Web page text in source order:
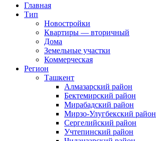
Главная
Тип
Новостройки
Квартиры — вторичный
Дома
Земельные участки
Коммерческая
Регион
Ташкент
Алмазарский район
Бектемирский район
Мирабадский район
Мирзо-Улугбекский район
Сергелийский район
Учтепинский район